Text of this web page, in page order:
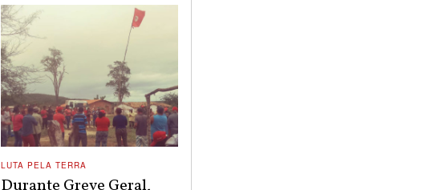
LUTA PELA TERRA